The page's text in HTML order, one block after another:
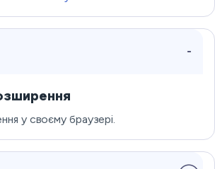
у своєму браузері.